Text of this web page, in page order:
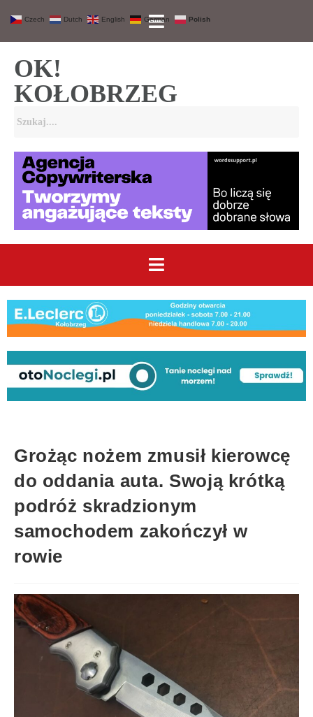
OK!
KOŁOBRZEG
Grożąc nożem zmusił kierowcę
do oddania auta. Swoją krótką
podróż skradzionym
samochodem zakończył w
rowie
Czech Dutch English German Polish